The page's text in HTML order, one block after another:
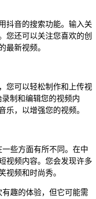
抖音的搜索功能。输入关
您还可以关注您喜欢的创
最新视频。
您可以轻松制作和上传视
制和编辑您的视频内
乐，以增强您的视频。
些方面有所不同。在中
视频内容。您会发现许多
视频和时尚秀。
趣的体验，但它可能需